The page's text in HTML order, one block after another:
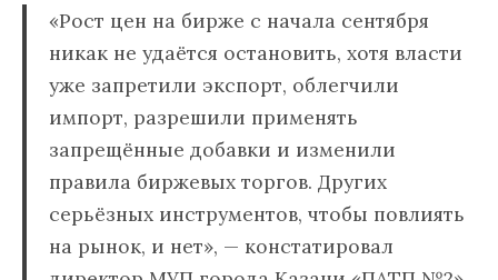
«Рост цен на бирже с начала сентября
никак не удаётся остановить, хотя власти
уже запретили экспорт, облегчили
импорт, разрешили применять
запрещённые добавки и изменили
правила биржевых торгов. Других
серьёзных инструментов, чтобы повлиять
на рынок, и нет», — констатировал